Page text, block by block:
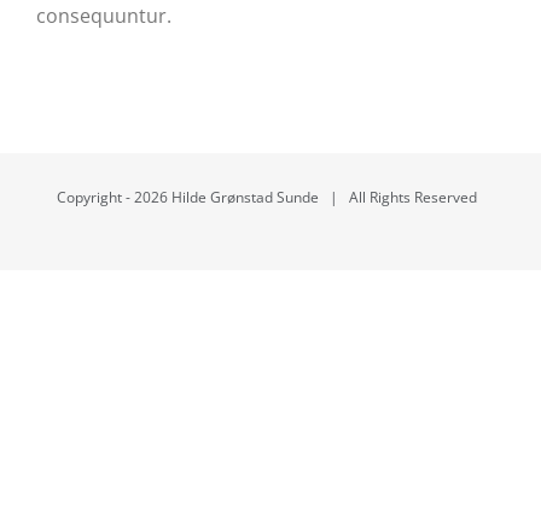
consequuntur.
Copyright -2026 Hilde Grønstad Sunde | All Rights Reserved